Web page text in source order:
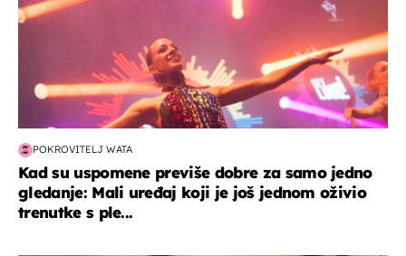
POKROVITELJ WATA
Kad su uspomene previše dobre za samo jedno
gledanje: Mali uređaj koji je još jednom oživio
trenutke s ple...